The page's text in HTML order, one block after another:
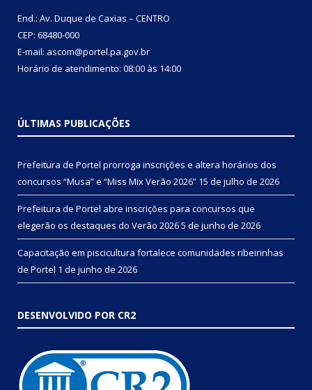
End.: Av. Duque de Caxias – CENTRO
CEP: 68480-000
E-mail: ascom@portel.pa.gov.br
Horário de atendimento: 08:00 às 14:00
ÚLTIMAS PUBLICAÇÕES
Prefeitura de Portel prorroga inscrições e altera horários dos
concursos “Musa” e “Miss Mix Verão 2026” 15 de julho de 2026
Prefeitura de Portel abre inscrições para concursos que
elegerão os destaques do Verão 20265 de junho de 2026
Capacitação em piscicultura fortalece comunidades ribeirinhas
de Portel 1 de junho de 2026
DESENVOLVIDO POR CR2